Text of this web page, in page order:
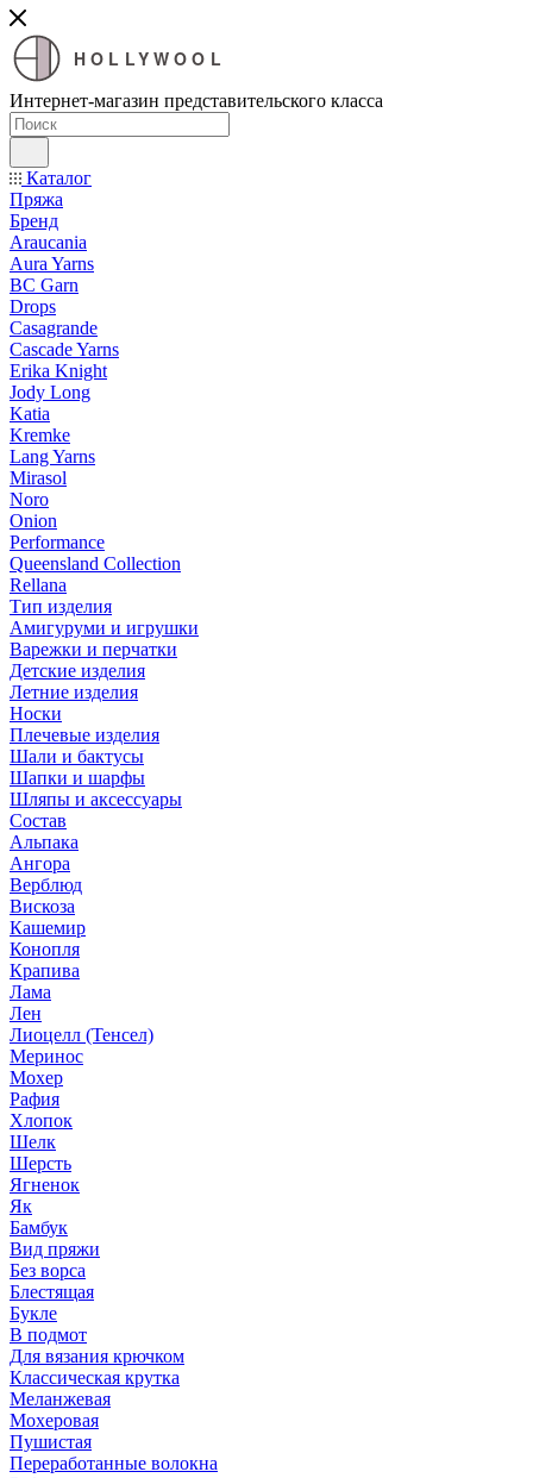
HOLLYWOOL
Интернет-магазин представительского класса
Каталог
Пряжа
Бренд
Araucania
Aura Yarns
BC Garn
Drops
Casagrande
Cascade Yarns
Erika Knight
Jody Long
Katia
Kremke
Lang Yarns
Mirasol
Noro
Onion
Performance
Queensland Collection
Rellana
Тип изделия
Амигуруми и игрушки
Варежки и перчатки
Детские изделия
Летние изделия
Носки
Плечевые изделия
Шали и бактусы
Шапки и шарфы
Шляпы и аксессуары
Состав
Альпака
Ангора
Верблюд
Вискоза
Кашемир
Конопля
Крапива
Лама
Лен
Лиоцелл (Тенсел)
Меринос
Мохер
Рафия
Хлопок
Шелк
Шерсть
Ягненок
Як
Бамбук
Вид пряжи
Без ворса
Блестящая
Букле
В подмот
Для вязания крючком
Классическая крутка
Меланжевая
Мохеровая
Пушистая
Переработанные волокна